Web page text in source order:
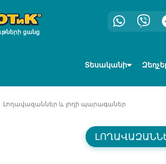
Տեսականի
Լողավազաններ և լողի պարագաներ